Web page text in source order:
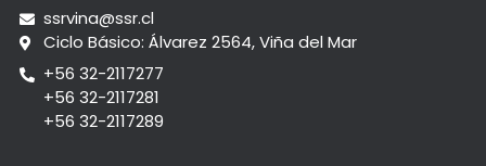
ssrvina@ssr.cl
Ciclo Básico: Álvarez 2564, Viña del Mar
+56 32-2117277
+56 32-2117281
+56 32-2117289